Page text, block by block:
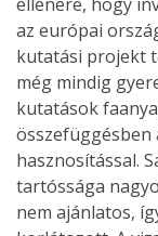
az európai
kutatási projekt
még mindig
kutatások
összefüggésben
hasznosítással.
tartóssága
nem ajánlatos,